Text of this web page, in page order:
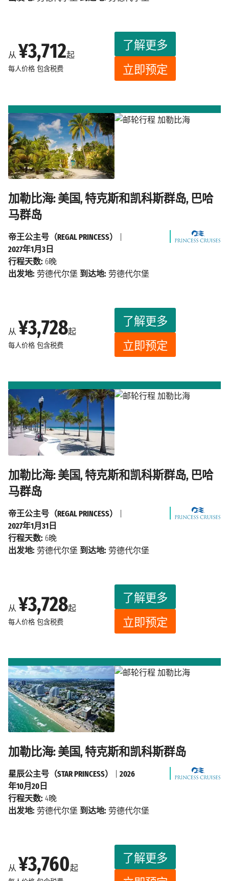
从 ¥3,712起
每人价格 包含税费
了解更多
立即预定
加勒比海: 美国, 特克斯和凯科斯群岛, 巴哈
马群岛
从 ¥3,728起
每人价格 包含税费
了解更多
立即预定
帝王公主号（REGAL PRINCESS）
2027年1月3日
行程天数: 6晚
出发地: 劳德代尔堡 到达地: 劳德代尔堡
加勒比海: 美国, 特克斯和凯科斯群岛, 巴哈
马群岛
从 ¥3,728起
每人价格 包含税费
了解更多
立即预定
帝王公主号（REGAL PRINCESS）
2027年1月31日
行程天数: 6晚
出发地: 劳德代尔堡 到达地: 劳德代尔堡
加勒比海: 美国, 特克斯和凯科斯群岛
从 ¥3,760起
了解更多
星辰公主号（STAR PRINCESS）
2026
年10月20日
行程天数: 4晚
出发地: 劳德代尔堡 到达地: 劳德代尔堡